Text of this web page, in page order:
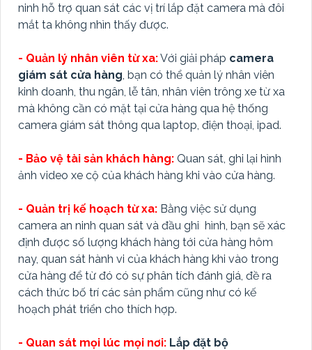
ninh hỗ trợ quan sát các vị trí lắp đặt camera mà đôi
mắt ta không nhìn thấy được.
- Quản lý nhân viên từ xa:Với giải pháp camera
giám sát cửa hàng, bạn có thể quản lý nhân viên
kinh doanh, thu ngân, lễ tân, nhân viên trông xe từ xa
mà không cần có mặt tại cửa hàng qua hệ thống
camera giám sát thông qua laptop, điện thoại, ipad.
- Bảo vệ tài sản khách hàng: Quan sát, ghi lại hình
ảnh video xe cộ của khách hàng khi vào cửa hàng.
- Quản trị kế hoạch từ xa: Bằng việc sử dụng
camera an ninh quan sát và đầu ghi hình, bạn sẽ xác
định được số lượng khách hàng tới cửa hàng hôm
nay, quan sát hành vi của khách hàng khi vào trong
cửa hàng để từ đó có sự phân tích đánh giá, đề ra
cách thức bố trí các sản phẩm cũng như có kế
hoạch phát triển cho thích hợp.
- Quan sát mọi lúc mọi nơi: Lắp đặt bộ